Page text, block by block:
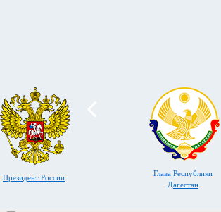
Президент России
Глава Республики
Дагестан